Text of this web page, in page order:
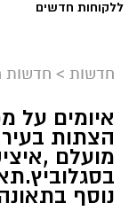
ללקוחות חדשים
חדשות > חדשות
איומים על
הצתות
מועלם
נוסף